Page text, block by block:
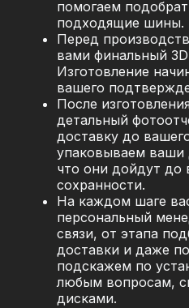
помогаем
подходящие шины.
Перед
вами финальный
Изготовление
вашего
После
детальный
доставку до
упаковываем ваши
что они дойдут до
сохранности.
На каждом шаге
персональный
связи, от этапа
доставки и даже
подскажем по
любым вопросам,
дисками.